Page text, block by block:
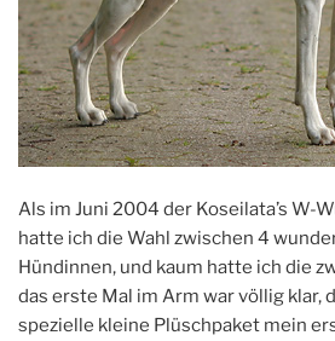
Als im Juni 2004 der Koseilata’s W-
hatte ich die Wahl zwischen 4
Hündinnen, und kaum hatte ich die
das erste Mal im Arm war völlig klar,
spezielle kleine Plüschpaket mein